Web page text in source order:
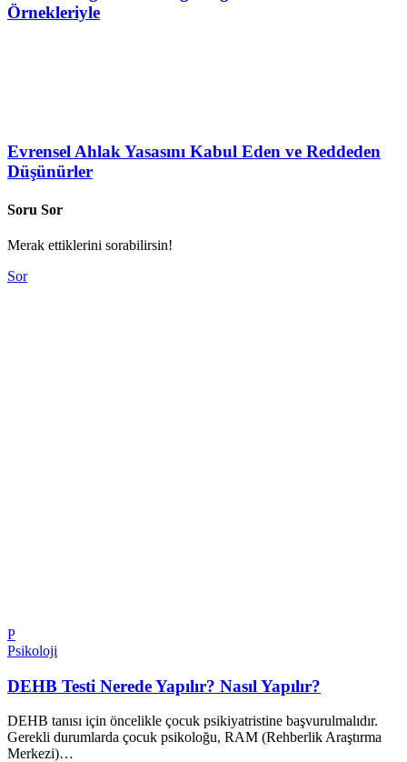
Örnekleriyle
Evrensel Ahlak Yasasını Kabul Eden ve Reddeden
Düşünürler
Soru Sor
Merak ettiklerini sorabilirsin!
Sor
P
Psikoloji
DEHB Testi Nerede Yapılır? Nasıl Yapılır?
DEHB tanısı için öncelikle çocuk psikiyatristine başvurulmalıdır.
Gerekli durumlarda çocuk psikoloğu, RAM (Rehberlik Araştırma
Merkezi)…